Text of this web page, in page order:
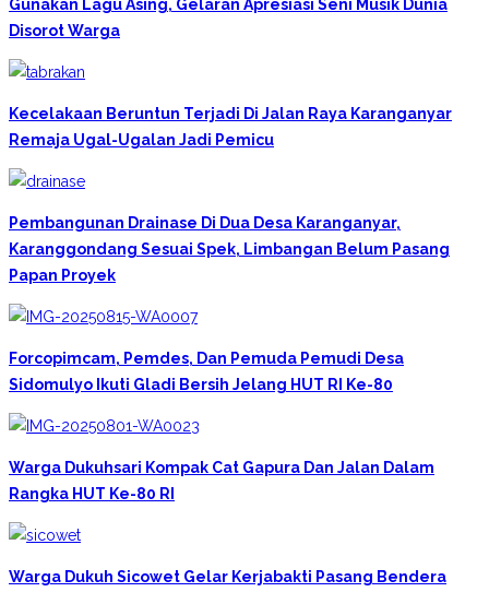
Gunakan Lagu Asing, Gelaran Apresiasi Seni Musik Dunia
Disorot Warga
Kecelakaan Beruntun Terjadi Di Jalan Raya Karanganyar
‎Remaja Ugal-Ugalan Jadi Pemicu
Pembangunan Drainase Di Dua Desa Karanganyar,
Karanggondang Sesuai Spek, Limbangan Belum Pasang
Papan Proyek
Forcopimcam, Pemdes, Dan Pemuda Pemudi Desa
Sidomulyo Ikuti Gladi Bersih Jelang HUT RI Ke-80
Warga Dukuhsari Kompak Cat Gapura Dan Jalan Dalam
Rangka HUT Ke-80 RI
Warga Dukuh Sicowet Gelar Kerjabakti Pasang Bendera